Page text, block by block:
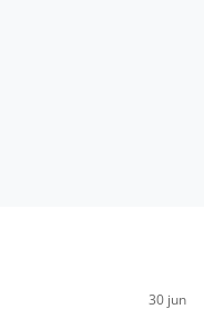
30 jun